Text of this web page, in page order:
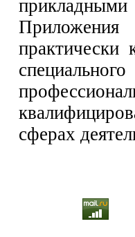
практически
сферах